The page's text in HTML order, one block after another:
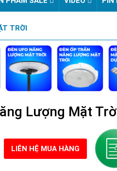
TRỜI
Lượng Mặt
LIÊN HỆ MUA HÀNG